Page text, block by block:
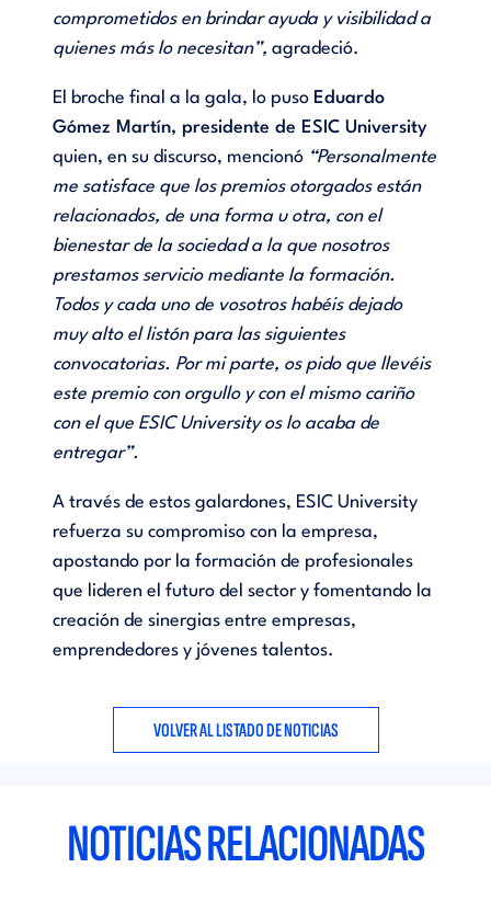
comprometidos en brindar ayuda y visibilidad a
quienes más lo necesitan”, agradeció.
El broche final a la gala, lo puso Eduardo
Gómez Martín, presidente de ESIC University
quien, en su discurso, mencionó“Personalmente
me satisface que los premios otorgados están
relacionados, de una forma u otra, con el
bienestar de la sociedad a la que nosotros
prestamos servicio mediante la formación.
Todos y cada uno de vosotros habéis dejado
muy alto el listón para las siguientes
convocatorias. Por mi parte, os pido que llevéis
este premio con orgullo y con el mismo cariño
con el que ESIC University os lo acaba de
entregar”.
A través de estos galardones, ESIC University
refuerza su compromiso con la empresa,
apostando por la formación de profesionales
que lideren el futuro del sector y fomentando la
creación de sinergias entre empresas,
emprendedores y jóvenes talentos.
VOLVER AL LISTADO DE NOTICIAS
NOTICIAS RELACIONADAS